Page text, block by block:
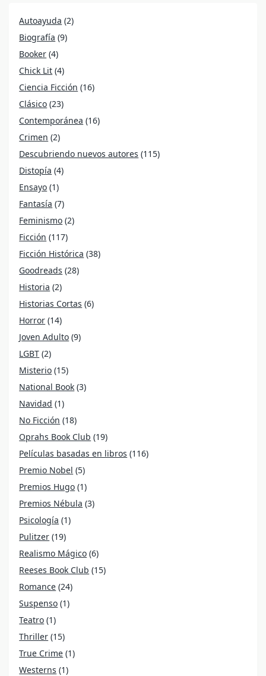
Autoayuda (2)
Biografía (9)
Booker (4)
Chick Lit (4)
Ciencia Ficción (16)
Clásico (23)
Contemporánea (16)
Crimen (2)
Descubriendo nuevos autores (115)
Distopía (4)
Ensayo (1)
Fantasía (7)
Feminismo (2)
Ficción (117)
Ficción Histórica (38)
Goodreads (28)
Historia (2)
Historias Cortas (6)
Horror (14)
Joven Adulto (9)
LGBT (2)
Misterio (15)
National Book (3)
Navidad (1)
No Ficción (18)
Oprahs Book Club (19)
Películas basadas en libros (116)
Premio Nobel (5)
Premios Hugo (1)
Premios Nébula (3)
Psicología (1)
Pulitzer (19)
Realismo Mágico (6)
Reeses Book Club (15)
Romance (24)
Suspenso (1)
Teatro (1)
Thriller (15)
True Crime (1)
Westerns (1)